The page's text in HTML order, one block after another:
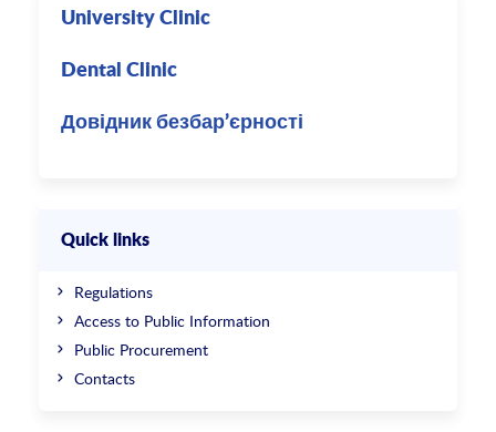
University Clinic
Dental Clinic
Довідник безбар’єрності
Quick links
Regulations
Access to Public Information
Public Procurement
Contacts